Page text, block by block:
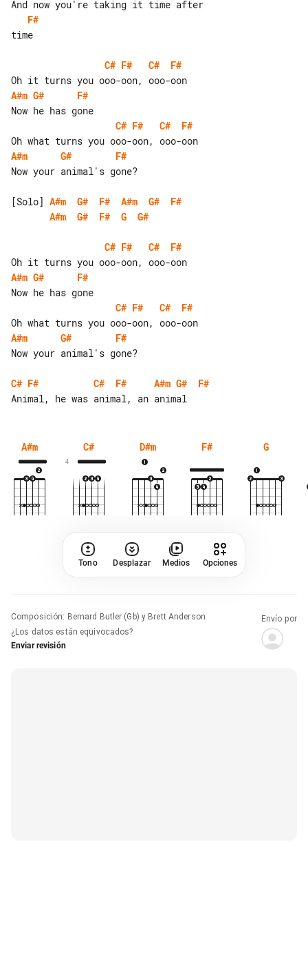
F#
time
C# F# C#
F#
A#m G#
F#
C# F# C#
F#
A#m
G#
F#
Now your animal's gone?
[Solo] A#m G# F# A#m G#
F#
A#m
G# F# G G#
C# F# C#
F#
A#m G#
F#
C# F# C#
F#
A#m
G#
F#
Now your animal's gone?
C# F# C# F# A#m G#
F#
A#m C#
4
D#m F# G
Tono Desplazar Medios Opciones
Composición: Bernard Butler (Gb) y Brett Anderson
¿Los datos están equivocados?
Enviar revisión
Envío por